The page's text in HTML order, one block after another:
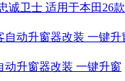
诚卫士 适用于本田26款
升窗器改装 一键升窗